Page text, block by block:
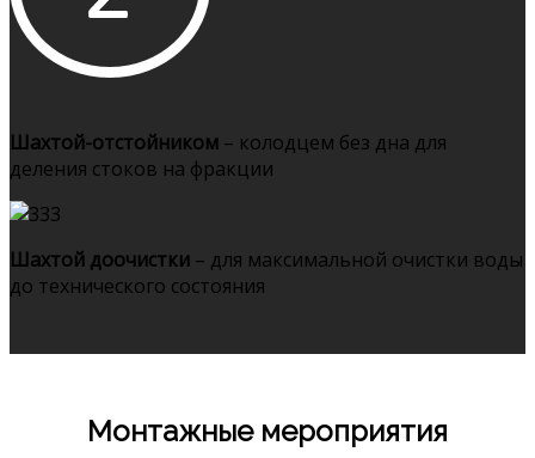
Шахтой-отстойником – колодцем без дна для
деления стоков на фракции
Шахтой доочистки – для максимальной очистки воды
до технического состояния
Монтажные мероприятия